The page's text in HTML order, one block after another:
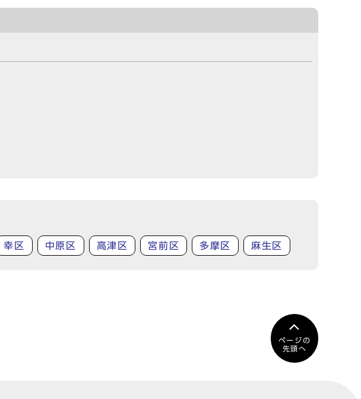
幸区 中原区 高津区 宮前区 多摩区 麻生区
ページの
先頭へ